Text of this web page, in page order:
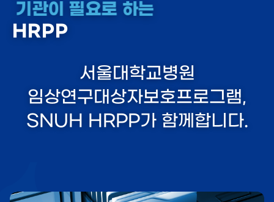
기관이 필요로 하는
HRPP
서울대학교병원
임상연구대상자보호프로그램,
SNUH HRPP가 함께합니다.